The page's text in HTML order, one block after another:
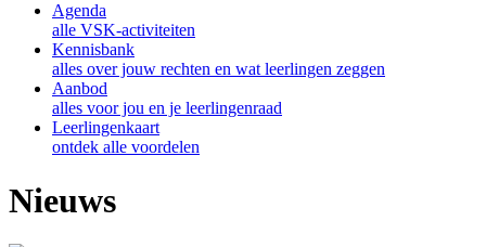
Agenda
alle VSK-activiteiten
Kennisbank
alles over jouw rechten en wat leerlingen zeggen
Aanbod
alles voor jou en je leerlingenraad
Leerlingenkaart
ontdek alle voordelen
Nieuws